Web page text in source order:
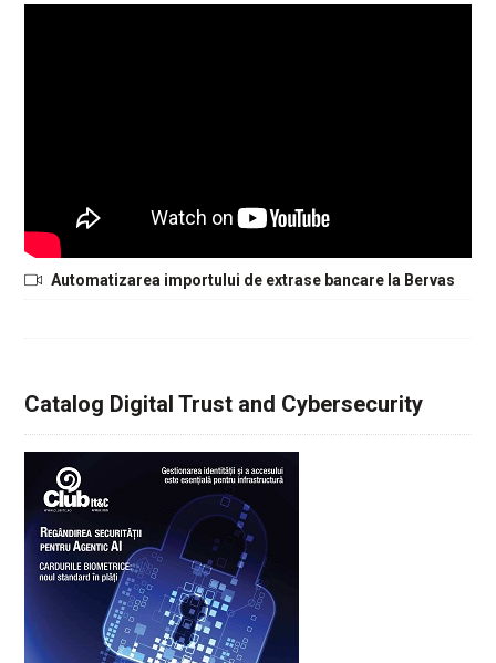
Automatizarea importului de extrase bancare la Bervas
Catalog Digital Trust and Cybersecurity